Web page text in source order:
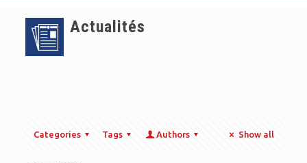
Actualités
Categories Tags Authors Show all